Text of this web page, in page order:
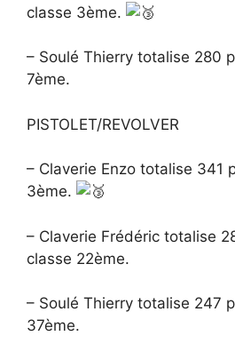
classe 3ème.
– Soulé Thierry totalise 280
7ème.
PISTOLET/REVOLVER
– Claverie Enzo totalise 341
3ème.
– Claverie Frédéric totalise
classe 22ème.
– Soulé Thierry totalise 247
37ème.